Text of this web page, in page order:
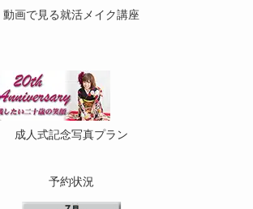
動画で見る就活メイク講座
成人式記念写真プラン
予約状況